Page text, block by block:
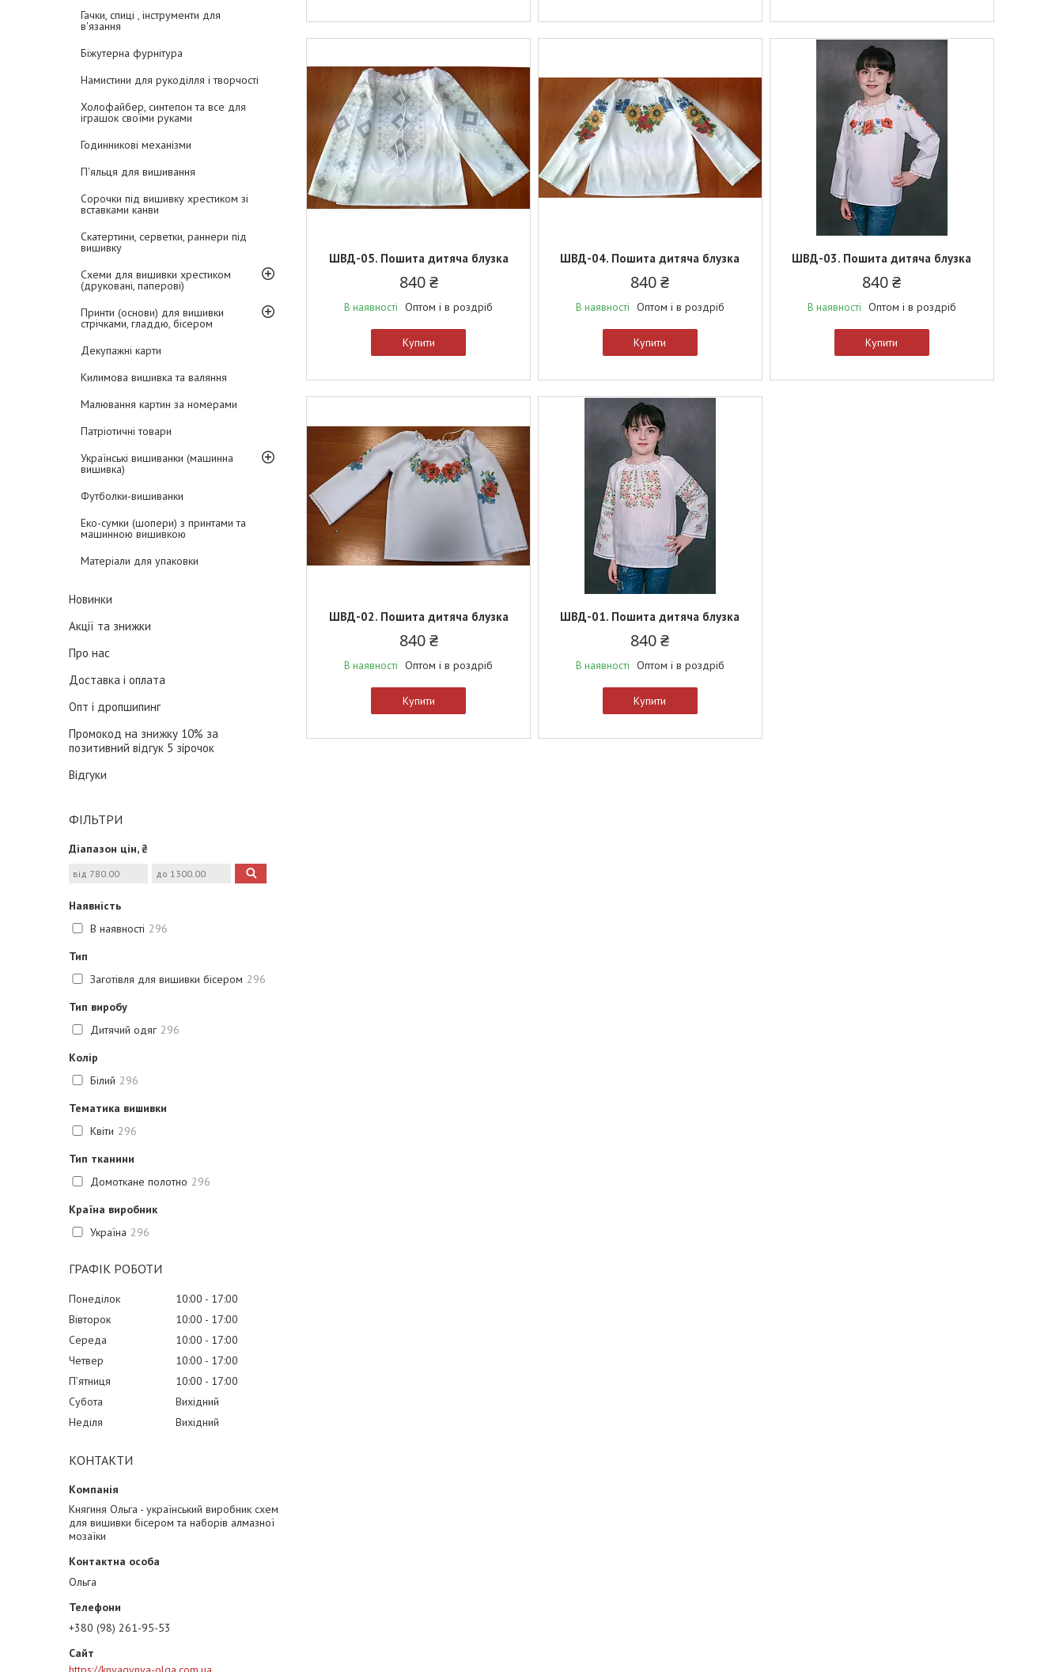
Гачки, спиці , інструменти для
в'язання
Біжутерна фурнітура
Намистини для рукоділля і творчості
Холофайбер, синтепон та все для
іграшок своїми руками
Годинникові механізми
П'яльця для вишивання
Сорочки під вишивку хрестиком зі
вставками канви
Скатертини, серветки, раннери під
вишивку
Схеми для вишивки хрестиком
(друковані, паперові)
Принти (основи) для вишивки
стрічками, гладдю, бісером
Декупажні карти
Килимова вишивка та валяння
Малювання картин за номерами
Патріотичні товари
Українські вишиванки (машинна
вишивка)
Футболки-вишиванки
Еко-сумки (шопери) з принтами та
машинною вишивкою
Матеріали для упаковки
Новинки
Акції та знижки
Про нас
Доставка і оплата
Опт і дропшипинг
Промокод на знижку 10% за
позитивний відгук 5 зірочок
Відгуки
ФІЛЬТРИ
Діапазон цін, ₴
Наявність
В наявності 296
Тип
Заготівля для вишивки бісером 296
Тип виробу
Дитячий одяг 296
Колір
Білий 296
Тематика вишивки
Квіти 296
Тип тканини
Домоткане полотно 296
Країна виробник
Україна 296
ГРАФІК РОБОТИ
Понеділок 10:00
17:00
Вівторок
10:00
17:00
Середа
10:00
17:00
Четвер
10:00
17:00
Пʼятниця
10:00
17:00
Субота
Вихідний
Неділя
Вихідний
КОНТАКТИ
Княгиня Ольга - український виробник схем
для вишивки бісером та наборів алмазної
мозаїки
Ольга
+380 (98) 261-95-53
ШВД-05. Пошита дитяча блузка
840 ₴
В наявності Оптом і в роздріб
Купити
ШВД-04. Пошита дитяча блузка
840 ₴
В наявності Оптом і в роздріб
Купити
ШВД-03. Пошита дитяча блузка
840 ₴
В наявності Оптом і в роздріб
Купити
ШВД-02. Пошита дитяча блузка
840 ₴
В наявності Оптом і в роздріб
Купити
ШВД-01. Пошита дитяча блузка
840 ₴
В наявності Оптом і в роздріб
Купити